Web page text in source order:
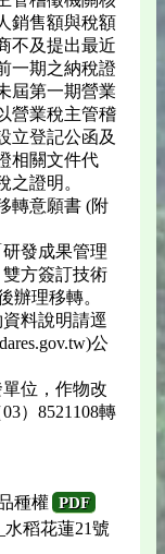
銷售額與稅額
不及提出最近
一期之納稅證
屆第一期營業
營業稅主管稽
立登記公函及
相關文件代
之證明。
轉意願書 (附
發成果管理
方簽訂技術
辦理移轉。
料說明請逕
公
位，作物改
）8521108轉
種權 PDF
稻花蓮21號